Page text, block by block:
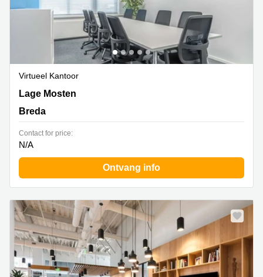
Virtueel Kantoor
Lage Mosten 49-63, Breda
Lage Mosten
Breda
Contact for price:
N/A
Ontvang info